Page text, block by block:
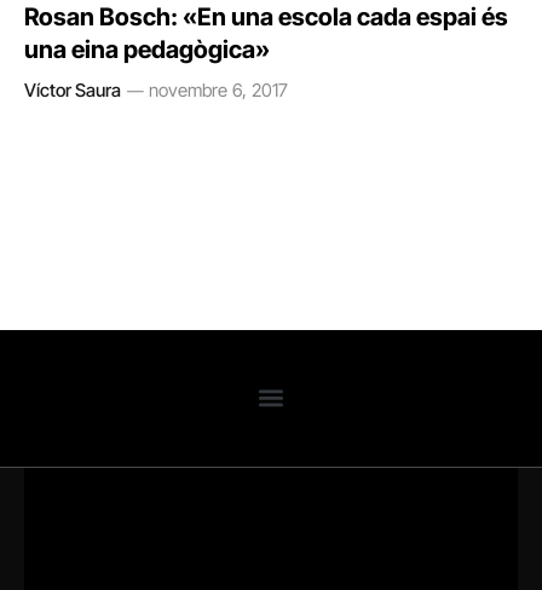
Rosan Bosch: «En una escola cada espai és
una eina pedagògica»
Víctor Saura novembre 6, 2017